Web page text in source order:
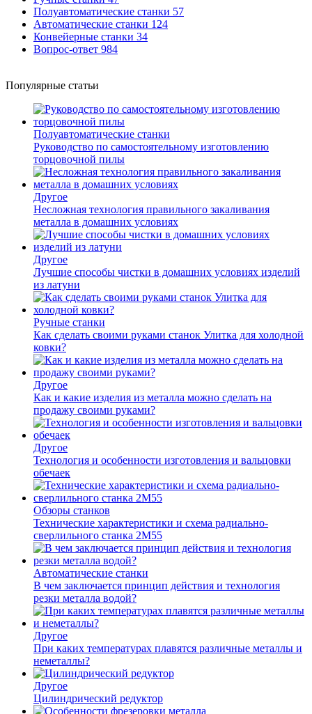
Полуавтоматические станки 57
Автоматические станки 124
Конвейерные станки 34
Вопрос-ответ 984
Популярные статьи
Полуавтоматические станки
Руководство по самостоятельному изготовлению
торцовочной пилы
Другое
Несложная технология правильного закаливания
металла в домашних условиях
Другое
Лучшие способы чистки в домашних условиях изделий
из латуни
Ручные станки
Как сделать своими руками станок Улитка для холодной
ковки?
Другое
Как и какие изделия из металла можно сделать на
продажу своими руками?
Другое
Технология и особенности изготовления и вальцовки
обечаек
Обзоры станков
Технические характеристики и схема радиально-
сверлильного станка 2М55
Автоматические станки
В чем заключается принцип действия и технология
резки металла водой?
Другое
При каких температурах плавятся различные металлы и
неметаллы?
Другое
Цилиндрический редуктор